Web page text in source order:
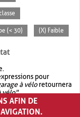
(< 30) (X) Faible
pour
à véloretournera
vélo".
OR.garage OR vélo
garage à vélo
AFIN DE